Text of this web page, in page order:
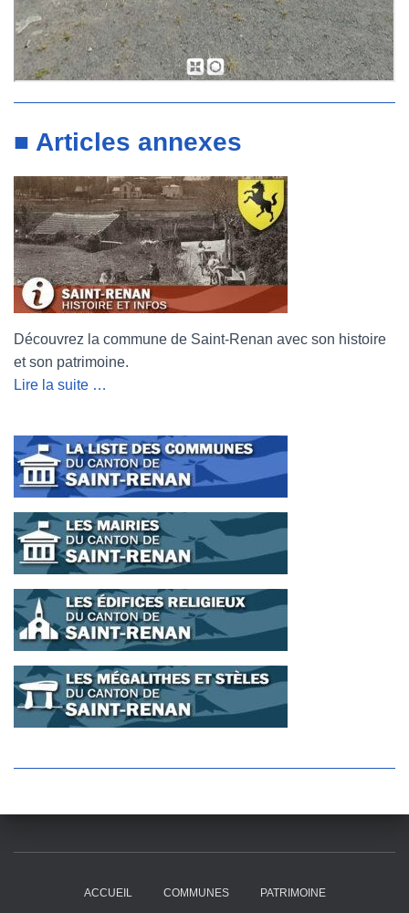
■ Articles annexes
Découvrez la commune de Saint-Renan avec son histoire
et son patrimoine.
Lire la suite …
ACCUEIL COMMUNES PATRIMOINE